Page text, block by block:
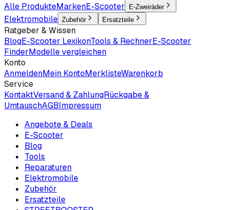
Alle ProdukteMarkenE-Scooter E-Zweiräder
Elektromobile Zubehör Ersatzteile
Ratgeber & Wissen
BlogE-Scooter LexikonTools & RechnerE-Scooter
FinderModelle vergleichen
Konto
AnmeldenMein KontoMerklisteWarenkorb
Service
KontaktVersand & ZahlungRückgabe &
UmtauschAGBImpressum
Angebote & Deals
E-Scooter
Blog
Tools
Reparaturen
Elektromobile
Zubehör
Ersatzteile